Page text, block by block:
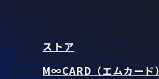
ストア
M∞CARD（エムカード）